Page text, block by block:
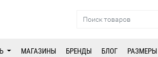
МАГАЗИНЫ БРЕНДЫ БЛОГ РАЗМЕРЫ